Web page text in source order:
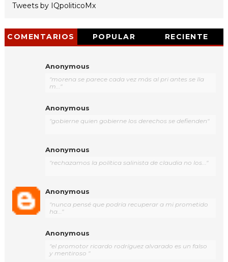
Tweets by IQpoliticoMx
COMENTARIOS POPULAR RECIENTE
Anonymous
"morena se parece cada vez más al pri antes se lla
m..."
Anonymous
"gobierne quien gobierne los derechos se defienden"
Anonymous
"rechazamos la política salinista de claudia no los..."
Anonymous
"nunca pensé que podría recuperar a mi prometido
ha..."
Anonymous
"el promotor ricardo rodríguez alvarado es un falso
y mentiroso "